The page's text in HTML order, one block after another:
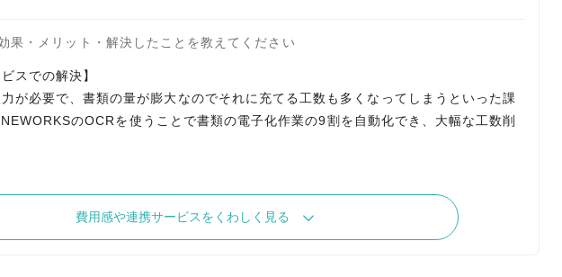
果・メリット・解決したことを教えてください
スでの解決】
が必要で、書類の量が膨大なのでそれに充てる工数も多くなってしまうといった課
のOCRを使うことで書類の電子化作業の9割を自動化でき、大幅な工数削
費用感や連携サービスをくわしく見る